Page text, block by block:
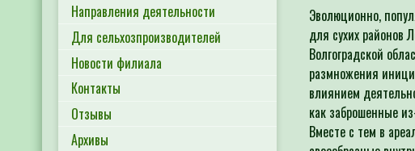
Направления деятельности
Для сельхозпроизводителей
Новости филиала
Контакты
Отзывы
Архивы
Эволюционно,
для сухих районов
Волгоградской
размножения
влиянием
как заброшенные
Вместе с тем в